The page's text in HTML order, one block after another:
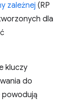
zależnej (RP
dla
kluczy
do
powodują